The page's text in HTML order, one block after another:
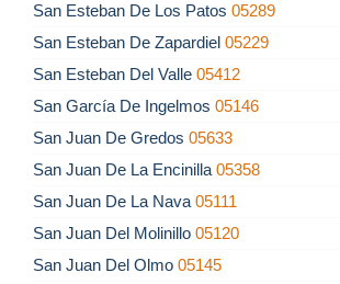
San Esteban De Los Patos 05289
San Esteban De Zapardiel 05229
San Esteban Del Valle 05412
San García De Ingelmos 05146
San Juan De Gredos 05633
San Juan De La Encinilla 05358
San Juan De La Nava 05111
San Juan Del Molinillo 05120
San Juan Del Olmo 05145